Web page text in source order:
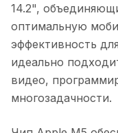
14.2",
оптимальную
эффективность
идеально
видео,
многозадачности.